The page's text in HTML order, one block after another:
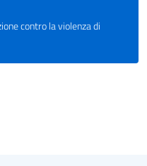
contro la violenza di